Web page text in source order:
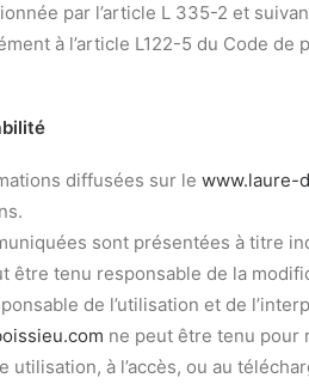
par l’article L 335-2 et
à l’article L122-5 du Code
diffusées sur le www.laure-
sont présentées à titre
être tenu responsable de la
de l’utilisation et de
ne peut être tenu pour
utilisation, à l’accès, ou au